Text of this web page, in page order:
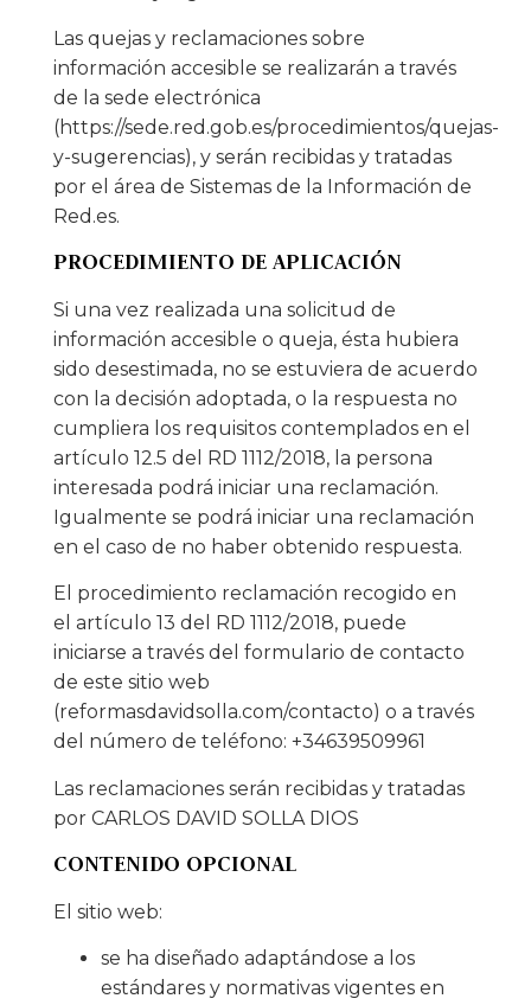
Las quejas y reclamaciones sobre
información accesible se realizarán a través
de la sede electrónica
(https://sede.red.gob.es/procedimientos/quejas-
y-sugerencias), y serán recibidas y tratadas
por el área de Sistemas de la Información de
Red.es.
PROCEDIMIENTO DE APLICACIÓN
Si una vez realizada una solicitud de
información accesible o queja, ésta hubiera
sido desestimada, no se estuviera de acuerdo
con la decisión adoptada, o la respuesta no
cumpliera los requisitos contemplados en el
artículo 12.5 del RD 1112/2018, la persona
interesada podrá iniciar una reclamación.
Igualmente se podrá iniciar una reclamación
en el caso de no haber obtenido respuesta.
El procedimiento reclamación recogido en
el artículo 13 del RD 1112/2018, puede
iniciarse a través del formulario de contacto
de este sitio web
(reformasdavidsolla.com/contacto) o a través
del número de teléfono: +34639509961
Las reclamaciones serán recibidas y tratadas
por CARLOS DAVID SOLLA DIOS
CONTENIDO OPCIONAL
El sitio web:
se ha diseñado adaptándose a los
estándares y normativas vigentes en